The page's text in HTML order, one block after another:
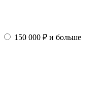
150 000 ₽ и больше